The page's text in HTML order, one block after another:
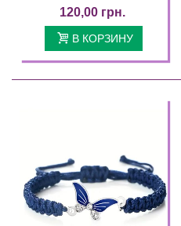
120,00 грн.
В КОРЗИНУ